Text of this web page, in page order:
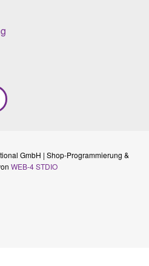
GmbH | Shop-Programmierung &
WEB-4 STDIO